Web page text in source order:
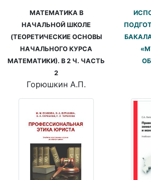
МАТЕМАТИКА В
НАЧАЛЬНОЙ ШКОЛЕ
(ТЕОРЕТИЧЕСКИЕ ОСНОВЫ
НАЧАЛЬНОГО КУРСА
МАТЕМАТИКИ). В 2 Ч. ЧАСТЬ
2
Горюшкин А.П.